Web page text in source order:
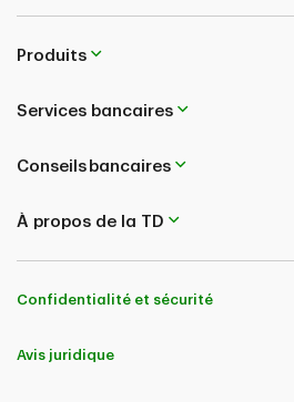
Produits
Services bancaires
Conseils bancaires
À propos de la TD
Confidentialité et sécurité
Avis juridique